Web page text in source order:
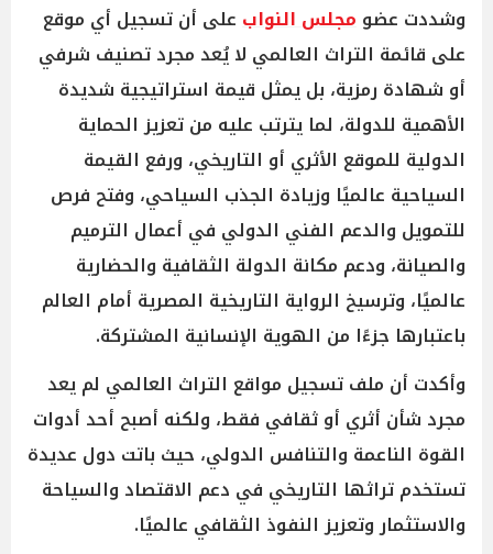
وشددت عضو مجلس النواب على أن تسجيل أي موقع
على قائمة التراث العالمي لا يُعد مجرد تصنيف شرفي
أو شهادة رمزية، بل يمثل قيمة استراتيجية شديدة
الأهمية للدولة، لما يترتب عليه من تعزيز الحماية
الدولية للموقع الأثري أو التاريخي، ورفع القيمة
السياحية عالميًا وزيادة الجذب السياحي، وفتح فرص
للتمويل والدعم الفني الدولي في أعمال الترميم
والصيانة، ودعم مكانة الدولة الثقافية والحضارية
عالميًا، وترسيخ الرواية التاريخية المصرية أمام العالم
باعتبارها جزءًا من الهوية الإنسانية المشتركة.
وأكدت أن ملف تسجيل مواقع التراث العالمي لم يعد
مجرد شأن أثري أو ثقافي فقط، ولكنه أصبح أحد أدوات
القوة الناعمة والتنافس الدولي، حيث باتت دول عديدة
تستخدم تراثها التاريخي في دعم الاقتصاد والسياحة
والاستثمار وتعزيز النفوذ الثقافي عالميًا.